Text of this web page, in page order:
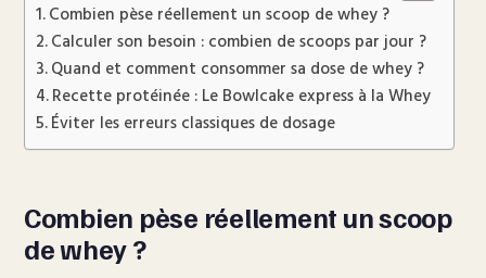
Combien pèse réellement un scoop de whey ?
Calculer son besoin : combien de scoops par jour ?
Quand et comment consommer sa dose de whey ?
Recette protéinée : Le Bowlcake express à la Whey
Éviter les erreurs classiques de dosage
Combien pèse réellement un scoop
de whey ?